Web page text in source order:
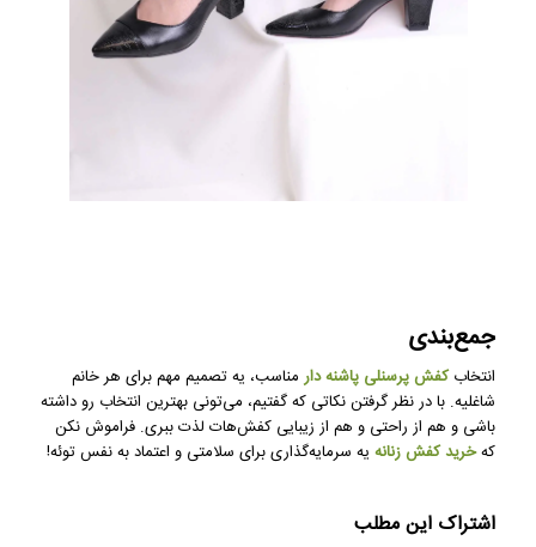
جمع‌بندی
انتخابکفش پرسنلی پاشنه دارمناسب، یه تصمیم مهم برای هر خانم
شاغلیه. با در نظر گرفتن نکاتی که گفتیم، می‌تونی بهترین انتخاب رو داشته
باشی و هم از راحتی و هم از زیبایی کفش‌هات لذت ببری. فراموش نکن
کهخرید کفش زنانهیه سرمایه‌گذاری برای سلامتی و اعتماد به نفس توئه!
اشتراک این مطلب